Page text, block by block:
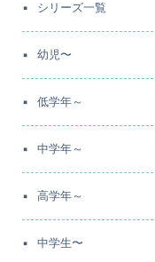
シリーズ一覧
幼児〜
低学年～
中学年～
高学年～
中学生〜